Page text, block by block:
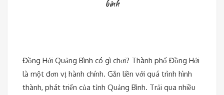
binh
Đồng Hới Quảng Bình có gì chơi? Thành phố Đồng Hới
là một đơn vị hành chính. Gắn liền với quá trình hình
thành, phát triển của tỉnh Quảng Bình. Trải qua nhiều